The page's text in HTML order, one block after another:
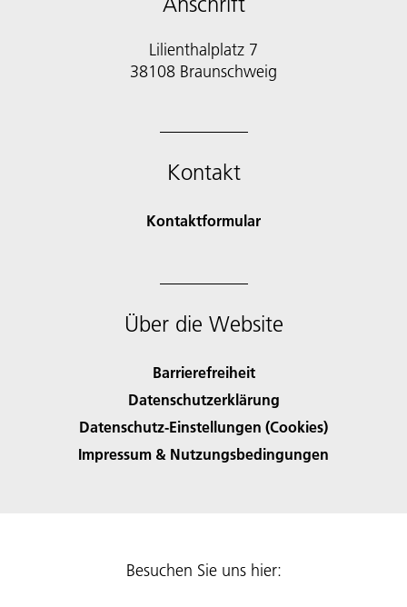
Lilienthalplatz 7
38108 Braunschweig
Kontakt
Kontaktformular
Über die Website
Barrierefreiheit
Datenschutzerklärung
Datenschutz-Einstellungen (Cookies)
Impressum & Nutzungsbedingungen
Besuchen Sie uns hier: